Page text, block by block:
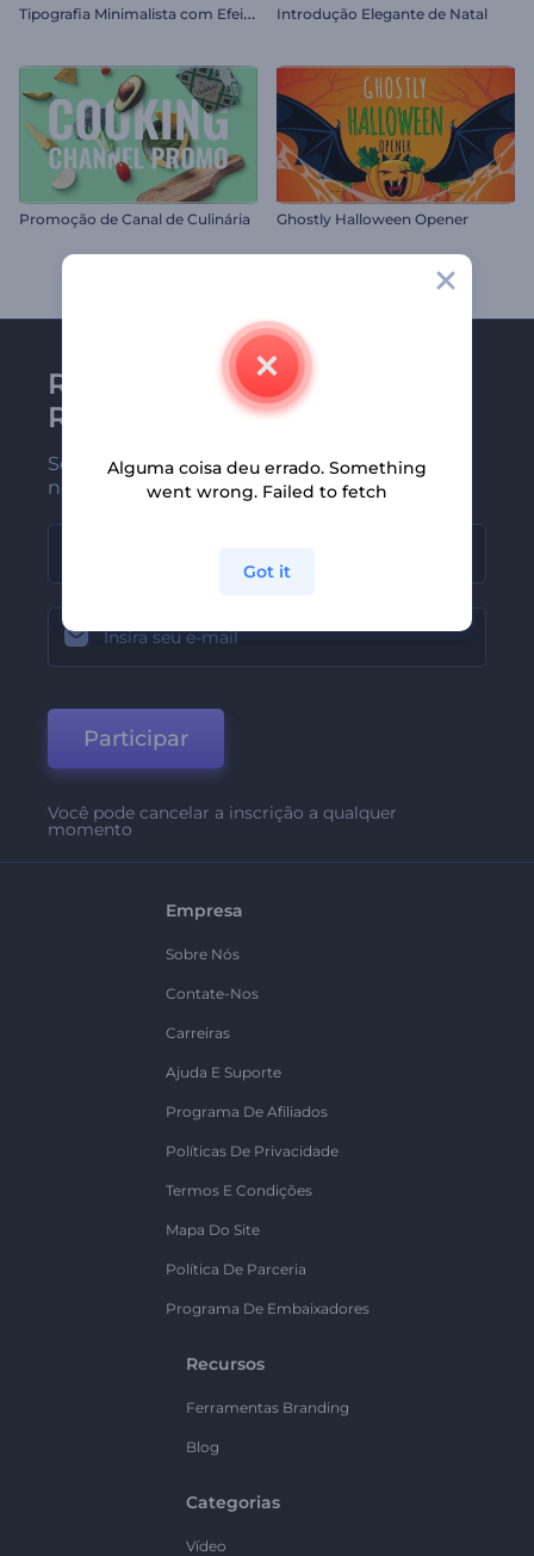
T
ipografia Minimalista com Efeito Glitch Introdução Elegante de Natal
Promoção de Canal de Culinária Ghostly Halloween Opener
Receba a newsletter da
Renderforest
Seja um dos primeiros a receber
nossas últimas novidades e ofertas
Participar
Você pode cancelar a inscrição a qualquer
momento
Empresa
Sobre Nós
Contate-Nos
Carreiras
Ajuda E Suporte
Programa De Afiliados
Políticas De Privacidade
Termos E Condições
Mapa Do Site
Política De Parceria
Programa De Embaixadores
Recursos
Ferramentas Branding
Blog
Categorias
Vídeo
Alguma coisa deu errado. Something
went wrong. Failed to fetch
Got it